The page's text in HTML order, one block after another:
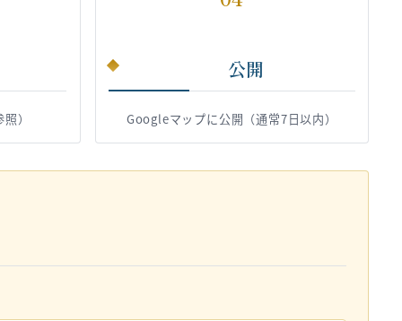
）
公開
Googleマップに公開（通常7日以内）